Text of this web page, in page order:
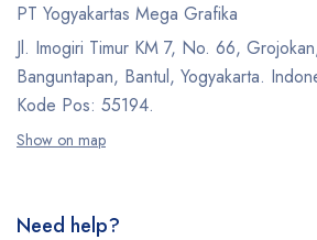
PT Yogyakartas Mega Grafika
Jl. Imogiri Timur KM 7, No. 66,
Banguntapan, Bantul, Yogyakarta.
Kode Pos: 55194.
Show on map
Need help?